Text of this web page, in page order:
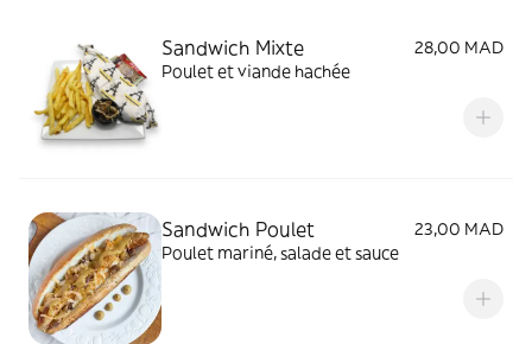
Sandwich Mixte
28,00 MAD
Poulet et viande hachée
Sandwich Poulet
23,00 MAD
Poulet mariné, salade et sauce